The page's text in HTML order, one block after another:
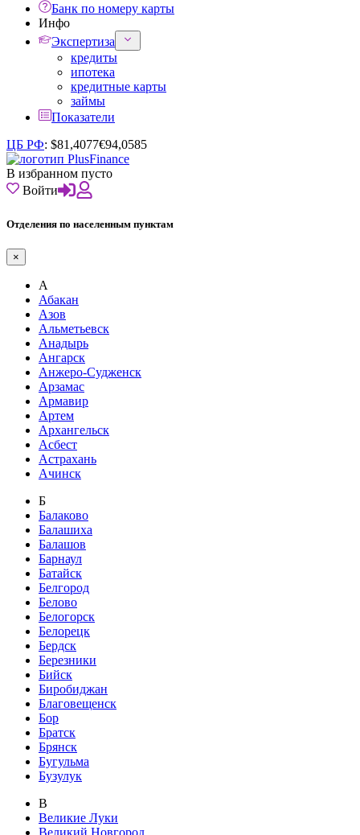
Банк по номеру карты
Инфо
Экспертиза
кредиты
ипотека
кредитные карты
займы
Показатели
ЦБ РФ: $81,4077€94,0585
В избранном пусто
Войти
Отделения по населенным пунктам
×
А
Абакан
Азов
Альметьевск
Анадырь
Ангарск
Анжеро-Судженск
Арзамас
Армавир
Артем
Архангельск
Асбест
Астрахань
Ачинск
Б
Балаково
Балашиха
Балашов
Барнаул
Батайск
Белгород
Белово
Белогорск
Белорецк
Бердск
Березники
Бийск
Биробиджан
Благовещенск
Бор
Братск
Брянск
Бугульма
Бузулук
В
Великие Луки